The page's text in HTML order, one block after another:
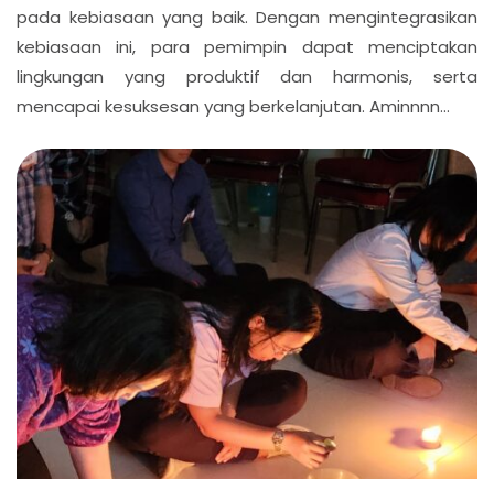
pada kebiasaan yang baik. Dengan mengintegrasikan
kebiasaan ini, para pemimpin dapat menciptakan
lingkungan yang produktif dan harmonis, serta
mencapai kesuksesan yang berkelanjutan. Aminnnn…